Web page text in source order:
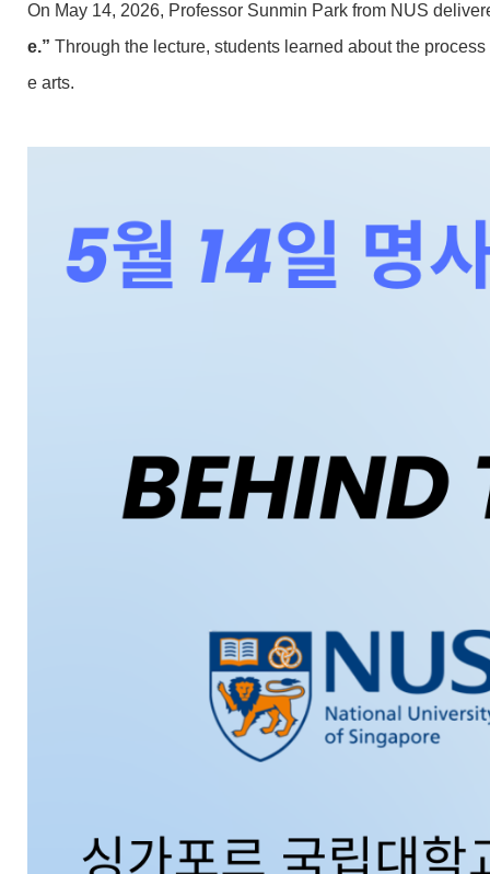
On May 14, 2026, Professor Sunmin Park from NUS
e.” Through the lecture, students learned about the
e arts.